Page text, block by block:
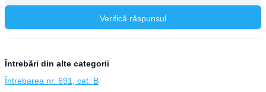
Verifică răspunsul
Întrebări din alte categorii
Întrebarea nr. 691, cat. B